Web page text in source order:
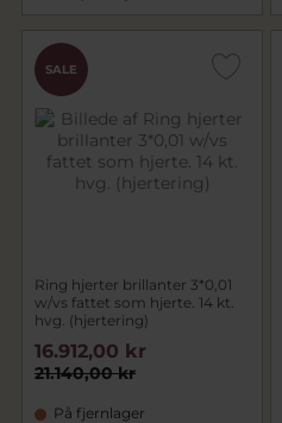
SALE
Ring hjerter brillanter 3*0,01
w/vs fattet som hjerte. 14 kt.
hvg. (hjertering)
21.140,00 kr
16.912,00 kr
På fjernlager